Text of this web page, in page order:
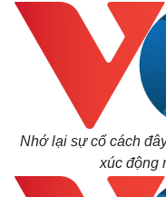
Nhớ lại sự cố cách
xúc động